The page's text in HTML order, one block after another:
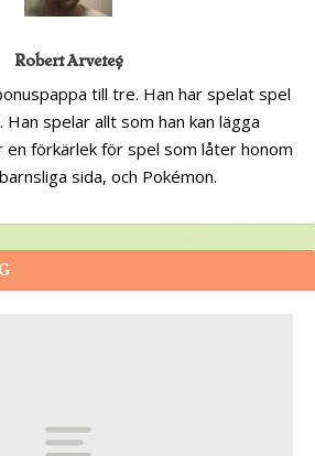
Robert Arveteg
till tre. Han har spelat spel
Han spelar allt som han kan lägga
en förkärlek för spel som låter honom
sida, och Pokémon.